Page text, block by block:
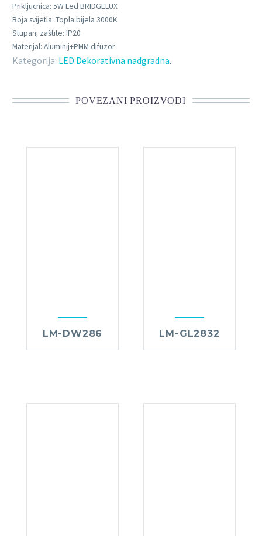
Prikljucnica: 5W Led BRIDGELUX
Boja svijetla: Topla bijela 3000K
Stupanj zaštite: IP20
Materijal: Aluminij+PMM difuzor
Kategorija: LED Dekorativna nadgradna.
POVEZANI PROIZVODI
LM-DW286 LM-GL2832